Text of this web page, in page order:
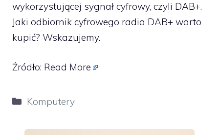
wykorzystującej sygnał cyfrowy, czyli DAB+.
Jaki odbiornik cyfrowego radia DAB+ warto
kupić? Wskazujemy.
Źródło: Read More
Kategorie
Komputery